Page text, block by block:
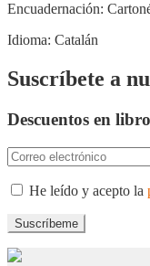
Encuadernación:
Idioma: Catalán
Suscríbete a
Descuentos en
He leído y acepto la